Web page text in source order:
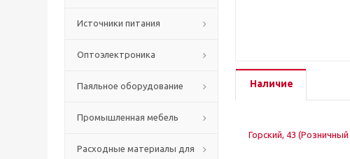
Источники питания
Оптоэлектроника
Паяльное оборудование
Промышленная мебель
Расходные материалы для
Наличие
Горский, 43